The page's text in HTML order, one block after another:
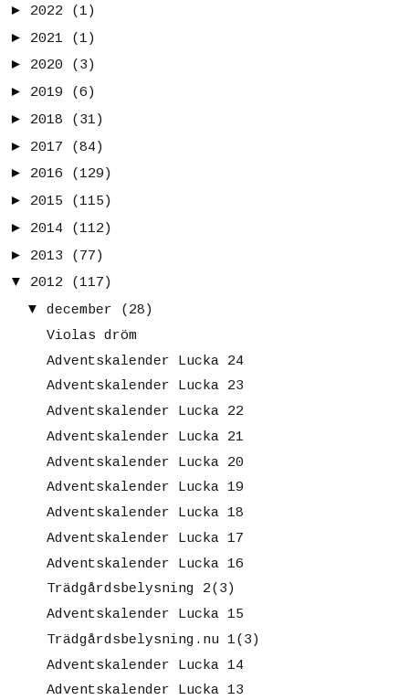
► 2022
(1)
► 2021
(1)
► 2020
(3)
► 2019
(6)
► 2018
(31)
► 2017
(84)
► 2016
(129)
► 2015
(115)
► 2014
(112)
► 2013
(77)
▼
2012
(117)
▼
december
(28)
Violas dröm
Adventskalender Lucka 24
Adventskalender Lucka 23
Adventskalender Lucka 22
Adventskalender Lucka 21
Adventskalender Lucka 20
Adventskalender Lucka 19
Adventskalender Lucka 18
Adventskalender Lucka 17
Adventskalender Lucka 16
Trädgårdsbelysning 2(3)
Adventskalender Lucka 15
Trädgårdsbelysning.nu 1(3)
Adventskalender Lucka 14
Adventskalender Lucka 13